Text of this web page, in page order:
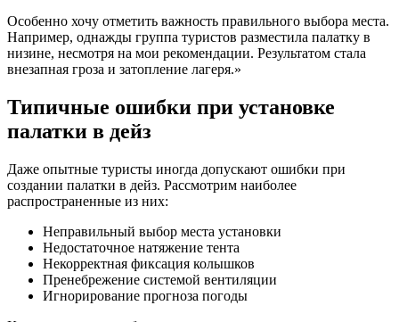
Особенно хочу отметить важность правильного выбора места.
Например, однажды группа туристов разместила палатку в
низине, несмотря на мои рекомендации. Результатом стала
внезапная гроза и затопление лагеря.»
Типичные ошибки при установке
палатки в дейз
Даже опытные туристы иногда допускают ошибки при
создании палатки в дейз. Рассмотрим наиболее
распространенные из них:
Неправильный выбор места установки
Недостаточное натяжение тента
Некорректная фиксация колышков
Пренебрежение системой вентиляции
Игнорирование прогноза погоды